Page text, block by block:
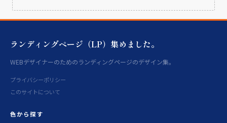
ランディングページ（LP）集めました。
WEBデザイナーのためのランディングページのデザイン集。
プライバシーポリシー
このサイトについて
色から探す